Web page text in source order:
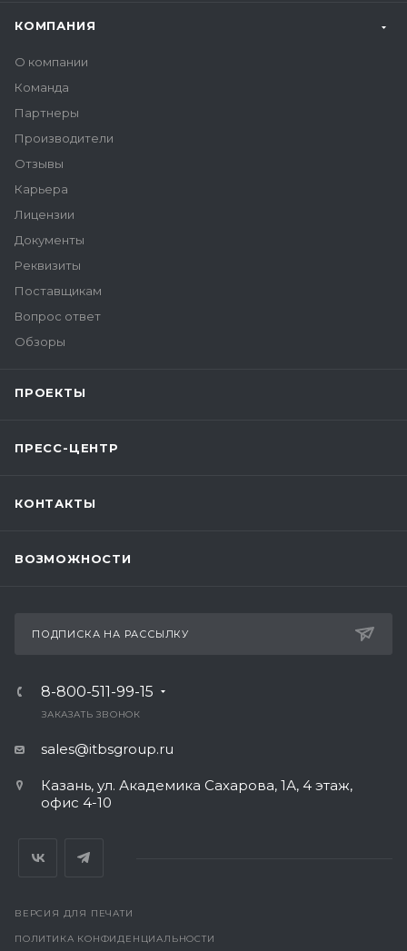
КОМПАНИЯ
О компании
Команда
Партнеры
Производители
Отзывы
Карьера
Лицензии
Документы
Реквизиты
Поставщикам
Вопрос ответ
Обзоры
ПРОЕКТЫ
ПРЕСС-ЦЕНТР
КОНТАКТЫ
ВОЗМОЖНОСТИ
ПОДПИСКА НА РАССЫЛКУ
8-800-511-99-15
ЗАКАЗАТЬ ЗВОНОК
sales@itbsgroup.ru
Казань, ул. Академика Сахарова, 1А, 4 этаж,
офис 4-10
ВЕРСИЯ ДЛЯ ПЕЧАТИ
ПОЛИТИКА КОНФИДЕНЦИАЛЬНОСТИ